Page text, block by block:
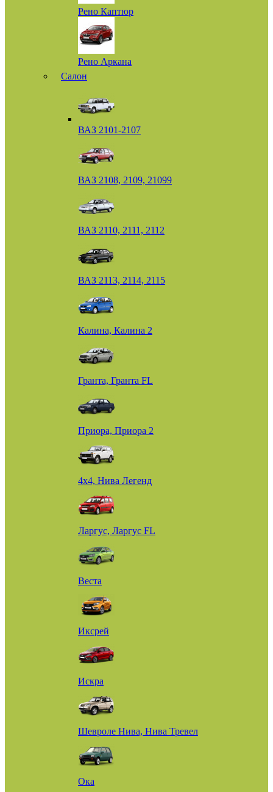
Рено Каптюр
Рено Аркана
Салон
ВАЗ 2101-2107
ВАЗ 2108, 2109, 21099
ВАЗ 2110, 2111, 2112
ВАЗ 2113, 2114, 2115
Калина, Калина 2
Гранта, Гранта FL
Приора, Приора 2
4х4, Нива Легенд
Ларгус, Ларгус FL
Веста
Иксрей
Искра
Шевроле Нива, Нива Тревел
Ока